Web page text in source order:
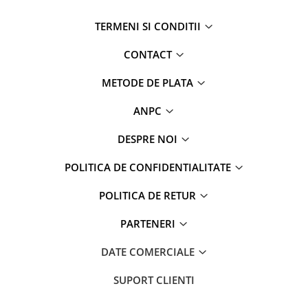
TERMENI SI CONDITII
CONTACT
METODE DE PLATA
ANPC
DESPRE NOI
POLITICA DE CONFIDENTIALITATE
POLITICA DE RETUR
PARTENERI
DATE COMERCIALE
SUPORT CLIENTI